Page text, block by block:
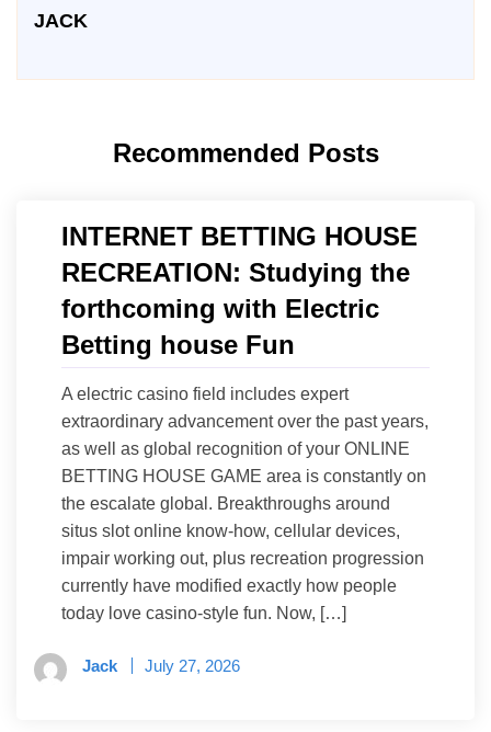
JACK
Recommended Posts
INTERNET BETTING HOUSE
RECREATION: Studying the
forthcoming with Electric
Betting house Fun
A electric casino field includes expert
extraordinary advancement over the past years,
as well as global recognition of your ONLINE
BETTING HOUSE GAME area is constantly on
the escalate global. Breakthroughs around
situs slot online know-how, cellular devices,
impair working out, plus recreation progression
currently have modified exactly how people
today love casino-style fun. Now, […]
Jack July 27, 2026